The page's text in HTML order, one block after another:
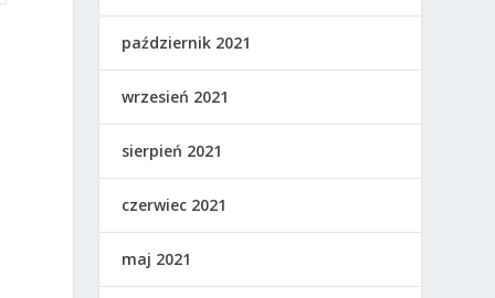
październik 2021
wrzesień 2021
sierpień 2021
czerwiec 2021
maj 2021